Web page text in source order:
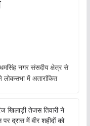
नगर संसदीय क्षेत्र से
लोकसभा में अतारांकित
खिलाड़ी तेजस तिवारी ने
द्रास में वीर शहीदों को